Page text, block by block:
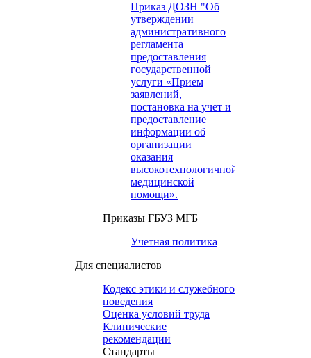
Приказ ДОЗН "Об
утверждении
административного
регламента
предоставления
государственной
услуги «Прием
заявлений,
постановка на учет и
предоставление
информации об
организации
оказания
высокотехнологичной
медицинской
помощи».
Приказы ГБУЗ МГБ
Учетная политика
Для специалистов
Кодекс этики и служебного
поведения
Оценка условий труда
Клинические
рекомендации
Cтандарты